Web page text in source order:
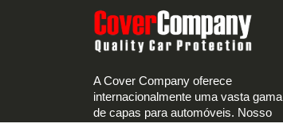
A Cover Company oferece
internacionalmente uma vasta gama
de capas para automóveis. Nosso